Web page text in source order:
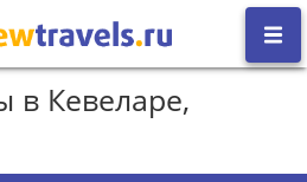
Кевеларе,